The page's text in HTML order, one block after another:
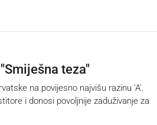
teza"
na povijesno najvišu razinu 'A'.
i donosi povoljnije zaduživanje za